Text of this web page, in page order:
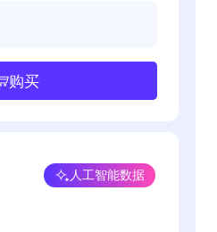
购买
人工智能数据